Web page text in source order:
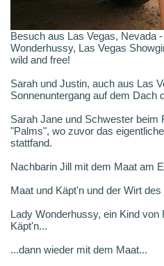
Besuch aus Las Vegas, Nevada
Wonderhussy, Las Vegas
wild and free!
Sarah und Justin, auch aus Las
Sonnenuntergang auf dem Dach
Sarah Jane und Schwester beim
"Palms", wo zuvor das
stattfand.
Nachbarin Jill mit dem Maat am
Maat und Käpt'n und der Wirt
Lady Wonderhussy, ein Kind von
Käpt'n...
...dann wieder mit dem Maat...